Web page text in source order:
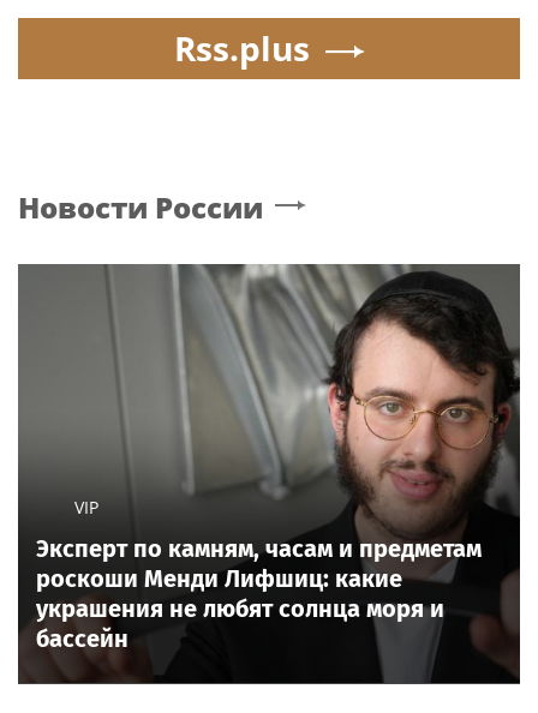
Rss.plus
Новости России
VIP
Эксперт по камням, часам и предметам
роскоши Менди Лифшиц: какие
украшения не любят солнца моря и
бассейн